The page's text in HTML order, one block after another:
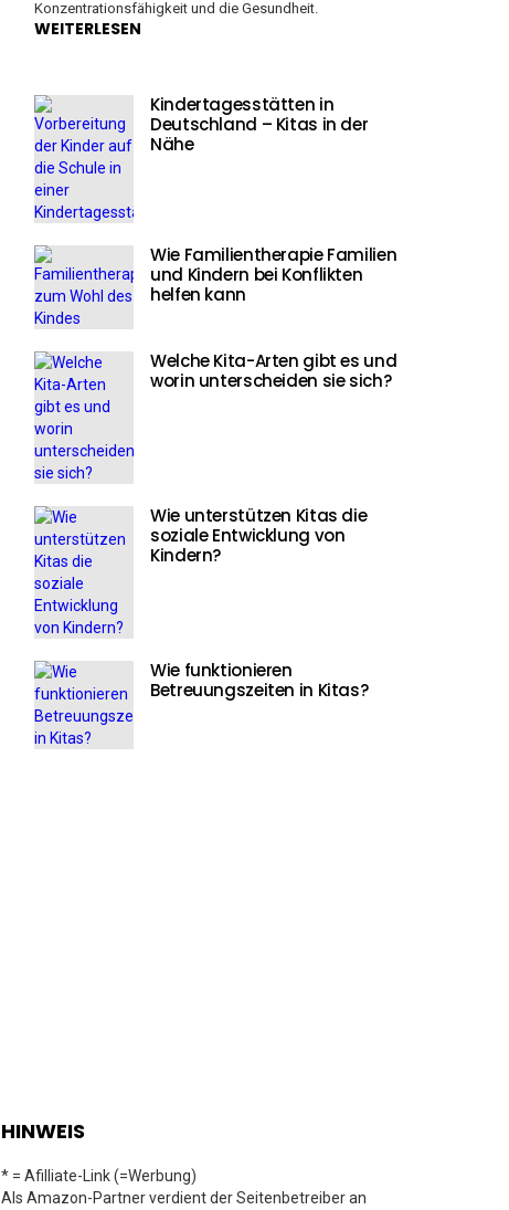
Konzentrationsfähigkeit und die Gesundheit.
WEITERLESEN
Kindertagesstätten in
Deutschland – Kitas in der
Nähe
Wie Familientherapie Familien
und Kindern bei Konflikten
helfen kann
Welche Kita-Arten gibt es und
worin unterscheiden sie sich?
Wie unterstützen Kitas die
soziale Entwicklung von
Kindern?
Wie funktionieren
Betreuungszeiten in Kitas?
HINWEIS
* = Afilliate-Link (=Werbung)
Als Amazon-Partner verdient der Seitenbetreiber an